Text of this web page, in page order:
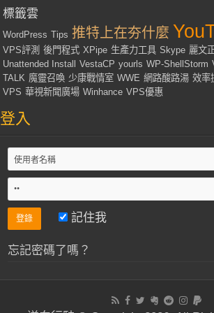
標籤雲
WordPress Tips 推特上在夯什麼
VPS評測 後門程式 XPipe 生產力工具 Skype 麗文
Unattended Install
VestaCP yourls WP-ShellStorm
TALK 魔靈召喚 少康戰情室 WWE 網路酸路湯 效率
VPS 華視新聞廣場 Winhance VPS優惠
登入
記住我
忘記密碼了嗎？